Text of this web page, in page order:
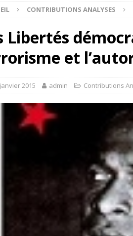
CONTRIBUTIONS ANALYSES
Libertés
et
2015 admin Contributions